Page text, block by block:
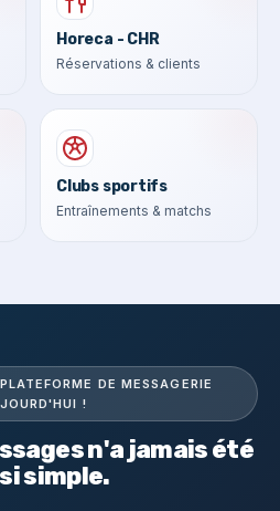
Horeca - CHR
Réservations & clients
Clubs sportifs
Entraînements & matchs
DE MESSAGERIE
!
n'a jamais été
simple.